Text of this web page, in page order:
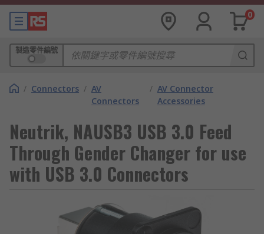
0
製造零件編號
/ Connectors / AV
Connectors
/ AV Connector
Accessories
Neutrik, NAUSB3 USB 3.0 Feed
Through Gender Changer for use
with USB 3.0 Connectors